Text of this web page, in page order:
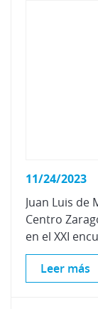
11/24/2023
Juan Luis de
Centro
Leer más